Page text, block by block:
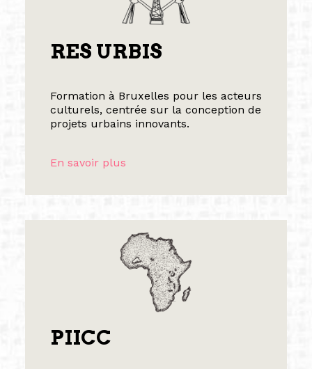
RES URBIS
Formation à Bruxelles pour les acteurs
culturels, centrée sur la conception de
projets urbains innovants.
En savoir plus
PIICC